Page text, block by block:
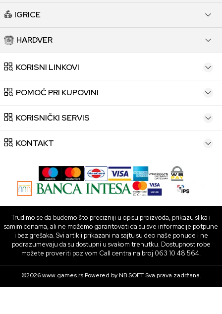
IGRICE
HARDVER
KORISNI LINKOVI
POMOĆ PRI KUPOVINI
KORISNIČKI SERVIS
KONTAKT
Trudimo se da budemo što precizniji u opisu proizvoda, prikazu slika i
samim cenama, ali ne možemo garantovati da su sve informacije potpune
i bez grešaka. Svi artikli prikazani na sajtu su deo naše ponude i ne
podrazumevaju da su dostupni u svakom trenutku. Dostupnost robe
možete proveriti pozivom Call centra na broj 063 10 48 564.
©2026www.games.rs Powered byNB SOFTSva prava zadržana.